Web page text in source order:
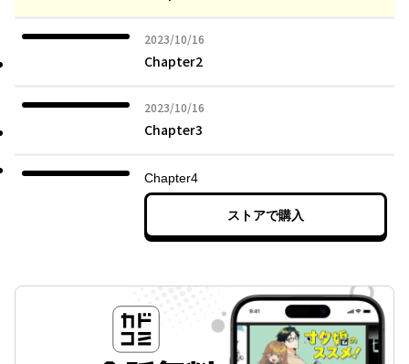
2023/10/16
2023年10月16日
Chapter2
2023/10/16
2023年10月16日
Chapter3
Chapter4
ストアで購入